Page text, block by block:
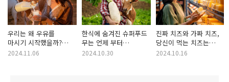
우리는 왜 우유를
마시기 시작했을까?
우리가 가장 좋아하는
2024.11.06
한식에 숨겨진 슈퍼푸드
무는 언제 부터
먹었을까요? - 건강
2024.10.30
진짜 치즈와 가짜 치즈,
당신이 먹는 치즈는
진짜일까?
2024.10.16